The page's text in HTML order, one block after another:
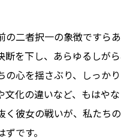
二者択一の象徴ですら
を下し、あらゆるしが
心を揺さぶり、しっか
文化の違いなど、もはや
く彼女の戦いが、私たち
です。